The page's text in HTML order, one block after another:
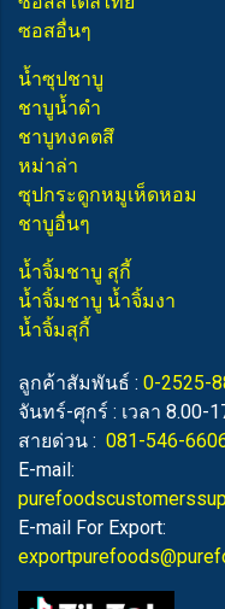
ซอสอื่นๆ
น้ำซุปชาบู
ชาบูน้ำดำ
ชาบูทงคตสึ
หม่าล่า
ซุปกระดูกหมูเห็ดหอม
ชาบูอื่นๆ
น้ำจิ้มชาบู สุกี้
น้ำจิ้มชาบู น้ำจิ้มงา
น้ำจิ้มสุกี้
ลูกค้าสัมพันธ์ : 0-2525-
จันทร์-ศุกร์ : เวลา 8.00-
สายด่วน : 081-546-
E-mail:
E-mail For Export: